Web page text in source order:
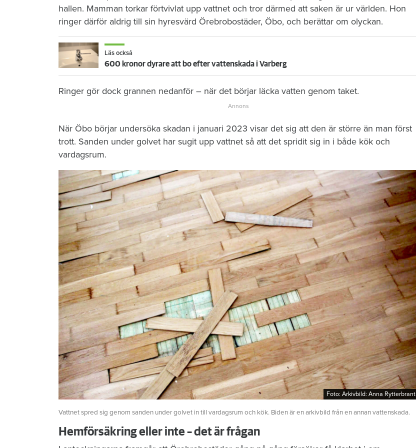
hallen. Mamman torkar förtvivlat upp vattnet och tror därmed att saken är ur världen. Hon
ringer därför aldrig till sin hyresvärd Örebrobostäder, Öbo, och berättar om olyckan.
Läs också
600 kronor dyrare att bo efter vattenskada i Varberg
Ringer gör dock grannen nedanför – när det börjar läcka vatten genom taket.
När Öbo börjar undersöka skadan i januari 2023 visar det sig att den är större än man först
trott. Sanden under golvet har sugit upp vattnet så att det spridit sig in i både kök och
vardagsrum.
Foto: Arkivbild: Anna Rytterbrant
Foto: Arkivbild: Anna Rytterbrant
Vattnet spred sig genom sanden under golvet in till vardagsrum och kök. Biden är en arkivbild från en annan vattenskada.
Hemförsäkring eller inte – det är frågan